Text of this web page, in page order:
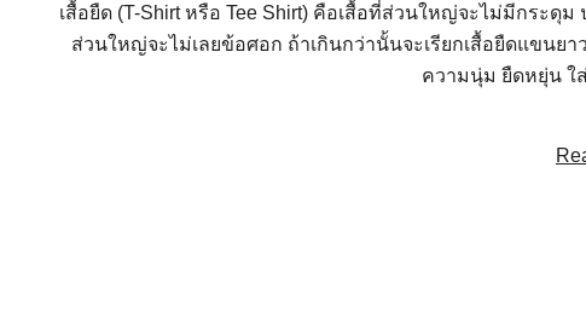
เสื้อยืด (T-Shirt หรือ Tee Shirt) คือเสื้อที่ส่วนใหญ่จะไม่มีกระ
ส่วนใหญ่จะไม่เลยข้อศอก ถ้าเกินกว่านั้นจะเรียกเสื้อยืดแขนยา
ความนุ่ม ยืดหยุ่น ใ